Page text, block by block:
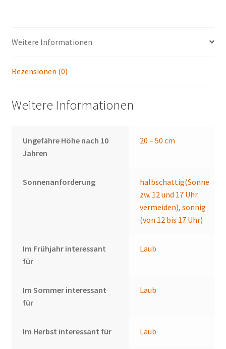
Weitere Informationen
Rezensionen (0)
Weitere Informationen
Ungefähre Höhe nach 10
Jahren
20 – 50 cm
Sonnenanforderung
halbschattig(Sonne
zw. 12 und 17 Uhr
vermeiden),sonnig
(von 12 bis 17 Uhr)
Im Frühjahr interessant
für
Laub
Im Sommer interessant
für
Laub
Im Herbst interessant für Laub